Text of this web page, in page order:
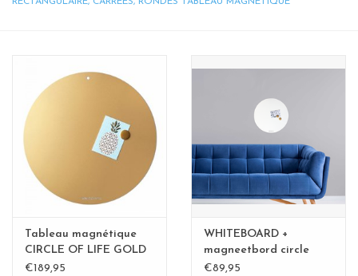
Rectangulaire, carrées, rondes
tableau magnétique
Tableau magnétique
CIRCLE OF LIFE GOLD
83cm diam.
€189,95
WHITEBOARD +
magneetbord circle
rond 50 cm - special
€89,95